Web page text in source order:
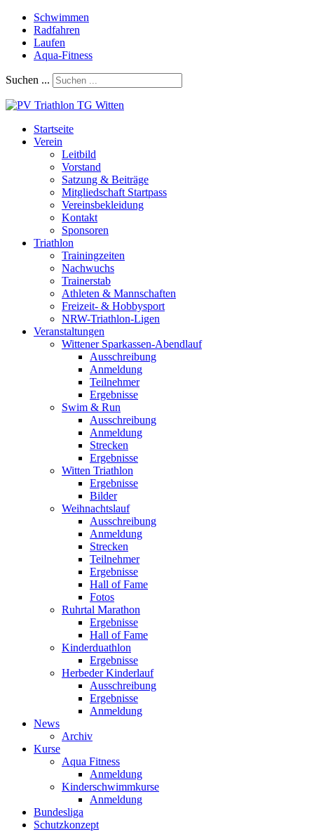
Schwimmen
Radfahren
Laufen
Aqua-Fitness
Suchen ...
Startseite
Verein
Leitbild
Vorstand
Satzung & Beiträge
Mitgliedschaft Startpass
Vereinsbekleidung
Kontakt
Sponsoren
Triathlon
Trainingzeiten
Nachwuchs
Trainerstab
Athleten & Mannschaften
Freizeit- & Hobbysport
NRW-Triathlon-Ligen
Veranstaltungen
Wittener Sparkassen-Abendlauf
Ausschreibung
Anmeldung
Teilnehmer
Ergebnisse
Swim & Run
Ausschreibung
Anmeldung
Strecken
Ergebnisse
Witten Triathlon
Ergebnisse
Bilder
Weihnachtslauf
Ausschreibung
Anmeldung
Strecken
Teilnehmer
Ergebnisse
Hall of Fame
Fotos
Ruhrtal Marathon
Ergebnisse
Hall of Fame
Kinderduathlon
Ergebnisse
Herbeder Kinderlauf
Ausschreibung
Ergebnisse
Anmeldung
News
Archiv
Kurse
Aqua Fitness
Anmeldung
Kinderschwimmkurse
Anmeldung
Bundesliga
Schutzkonzept